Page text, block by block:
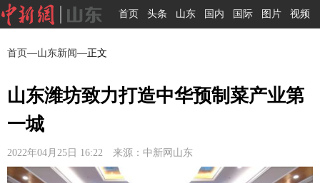
首页 头条 山东 国内 国际 图片 视频
首页—山东新闻—正文
山东潍坊致力打造中华预制菜产业第
一城
2022年04月25日 16:22 来源：中新网山东